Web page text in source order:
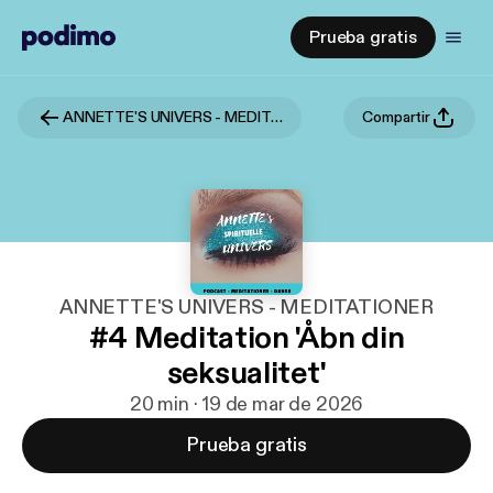
Prueba gratis
ANNETTE'S UNIVERS - MEDITATIONER Compartir
ANNETTE'S UNIVERS - MEDITATIONER
#4 Meditation 'Åbn din
seksualitet'
20 min · 19 de mar de 2026
Prueba gratis